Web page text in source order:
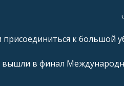
к большой
вышли в финал